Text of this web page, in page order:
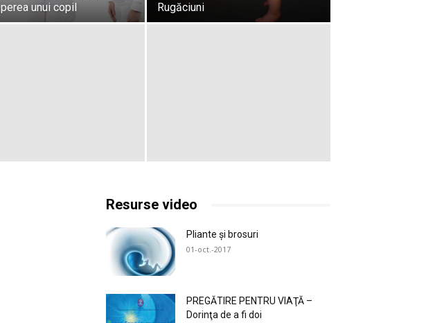
unui copil
Rugăciuni
Resurse video
Pliante și brosuri
01-oct.-2017
PREGĂTIRE PENTRU VIAŢĂ –
Dorinţa de a fi doi